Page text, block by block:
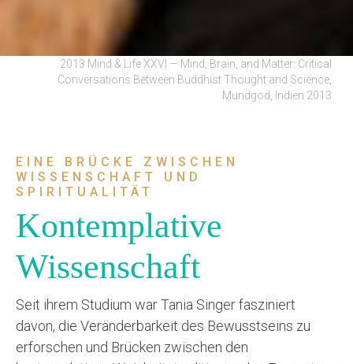
2013 Mind & Life XXVI — Mind, Brain, and Matter: Critical
Conversations Between Buddhist Thought and Science,
Mundgod, Indien 2013
EINE BRÜCKE ZWISCHEN
WISSENSCHAFT UND
SPIRITUALITÄT
Kontemplative
Wissenschaft
Seit ihrem Studium war Tania Singer fasziniert
davon, die Veränderbarkeit des Bewusstseins zu
erforschen und Brücken zwischen den